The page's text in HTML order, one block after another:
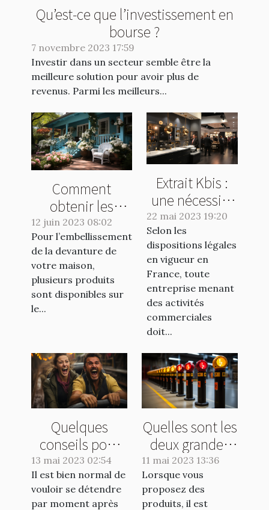
Qu’est-ce que l’investissement en
bourse ?
7 novembre 2023 17:59
Investir dans un secteur semble être la
meilleure solution pour avoir plus de
revenus. Parmi les meilleurs...
Comment
obtenir les
meilleurs
produits pour
l'embellissement
de votre
extérieur ?
12 juin 2023 08:02
Pour l’embellissement
de la devanture de
votre maison,
plusieurs produits
sont disponibles sur
le...
Extrait Kbis :
une nécessité
pour les
entreprises ou
une formalité
de plus ?
22 mai 2023 19:20
Selon les
dispositions légales
en vigueur en
France, toute
entreprise menant
des activités
commerciales
doit...
Quelques
conseils pour
éviter les
vomissements
lors d'un tour
13 mai 2023 02:54
Il est bien normal de
vouloir se détendre
par moment après
Quelles sont les
deux grandes
catégories de
marquage
industriel?
11 mai 2023 13:36
Lorsque vous
proposez des
produits, il est